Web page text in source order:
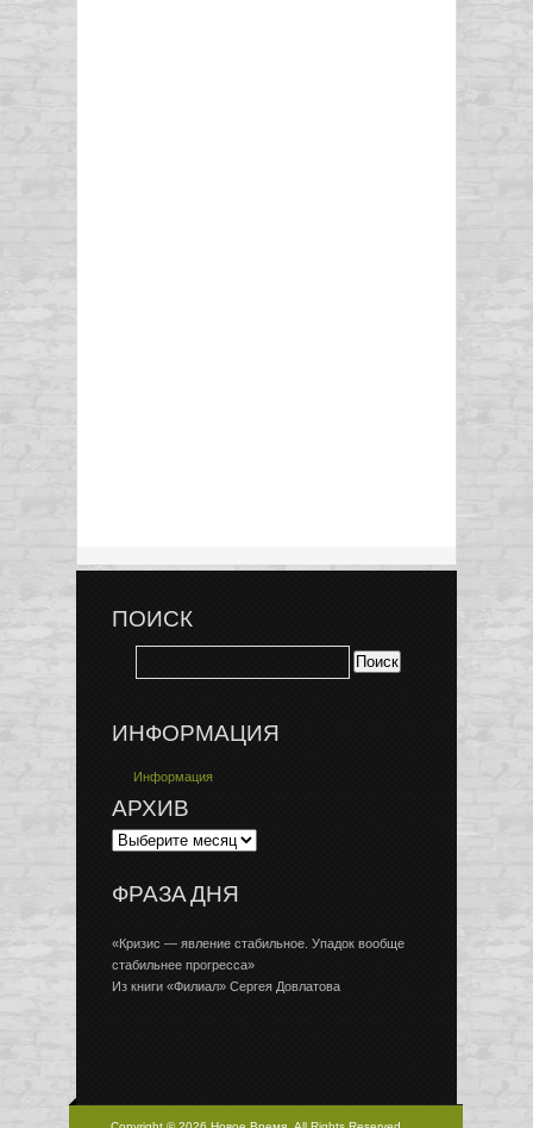
ПОИСК
ИНФОРМАЦИЯ
Информация
АРХИВ
ФРАЗА ДНЯ
«Кризис — явление стабильное. Упадок вообще
стабильнее прогресса»
Из книги «Филиал» Сергея Довлатова